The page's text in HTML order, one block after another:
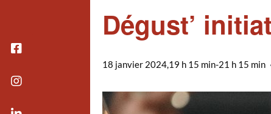
Dégust’
18 janvier 2024,19 h 15 min-21 h 15 min